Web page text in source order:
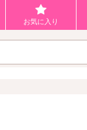
お気に入り